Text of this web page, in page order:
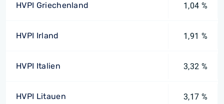
HVPI Griechenland 1,04 %
HVPI Irland 1,91 %
HVPI Italien 3,32 %
HVPI Litauen 3,17 %